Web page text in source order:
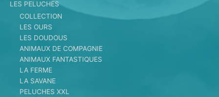
LES PELUCHES
COLLECTION
LES OURS
LES DOUDOUS
ANIMAUX DE COMPAGNIE
ANIMAUX FANTASTIQUES
LA FERME
LA SAVANE
PELUCHES XXL